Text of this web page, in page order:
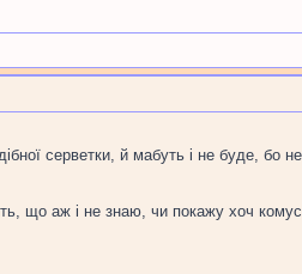
серветки, й мабуть і не буде, бо
що аж і не знаю, чи покажу хоч